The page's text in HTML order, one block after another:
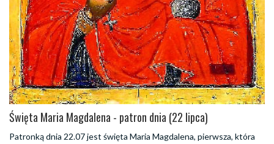
Święta Maria Magdalena - patron dnia (22 lipca)
Patronką dnia 22.07 jest święta Maria Magdalena, pierwsza, która